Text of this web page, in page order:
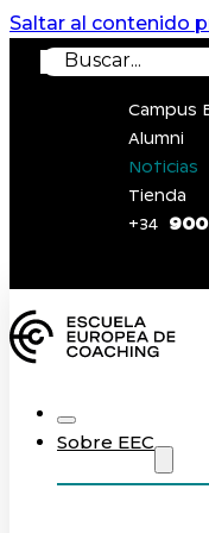
Saltar al contenido
Buscar
Campus
Alumni
Noticias
Tienda
+34
900
Sobre EEC